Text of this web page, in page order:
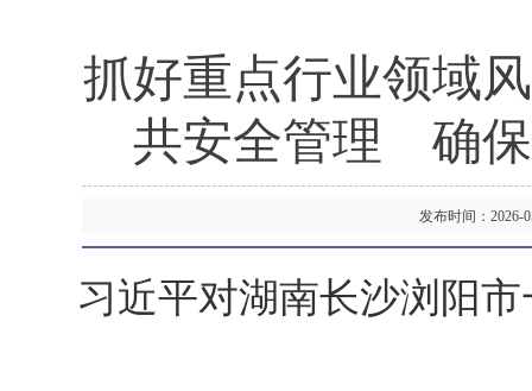
抓好重点行业领域
共安全管理 确保
发布时间：
习近平对湖南长沙浏阳